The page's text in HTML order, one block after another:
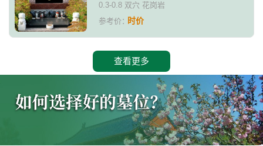
0.3-0.8 双穴 花岗岩
参考价：时价
查看更多